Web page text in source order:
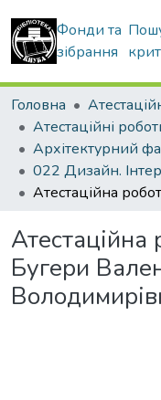
Фонди та
зібрання
Головна
Архітектурний
Атестаційна
Бугери